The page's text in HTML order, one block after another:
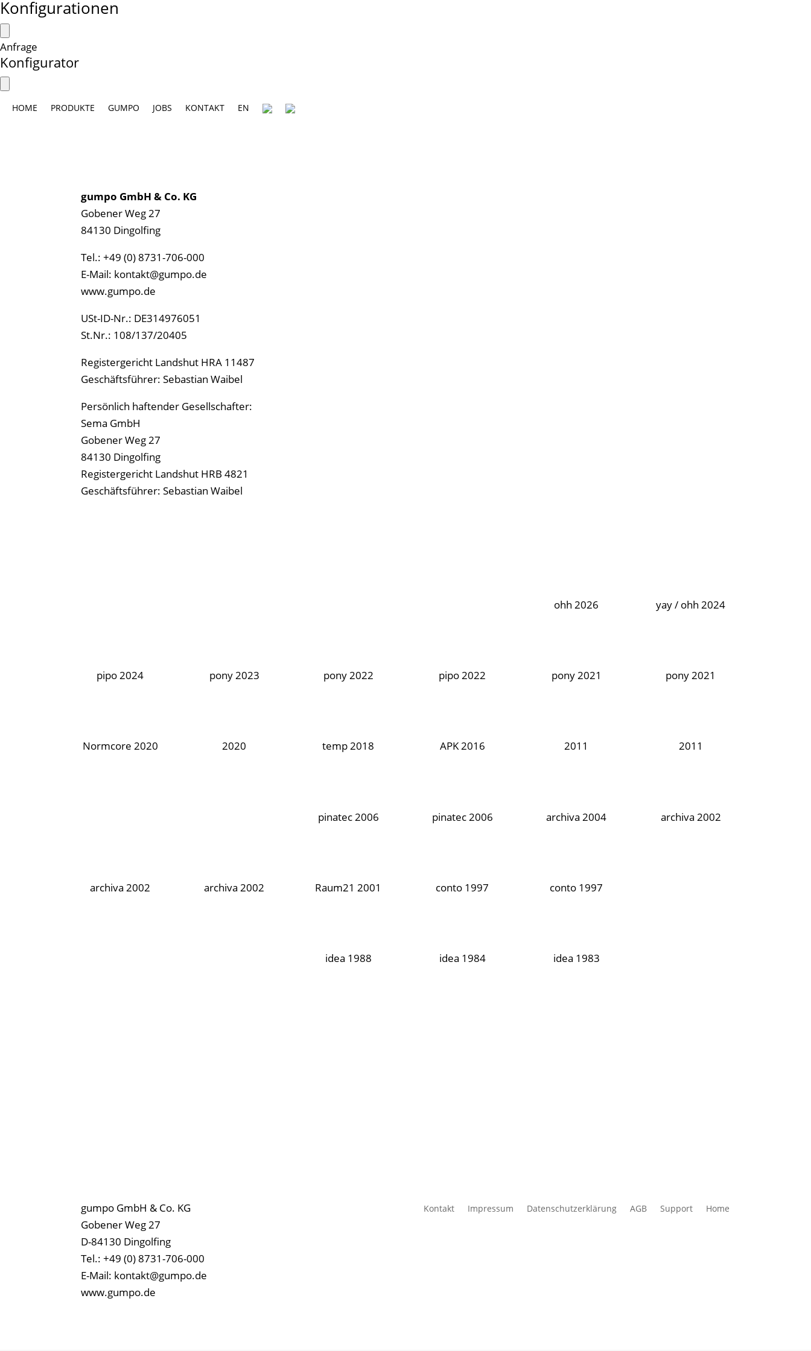
Konfigurationen
Anfrage
Konfigurator
HOME PRODUKTE GUMPO JOBS KONTAKT EN
gumpo GmbH & Co. KG
Gobener Weg 27
84130 Dingolfing
Tel.: +49 (0) 8731-706-000
E-Mail: kontakt@gumpo.de
www.gumpo.de
USt-ID-Nr.: DE314976051
St.Nr.: 108/137/20405
Registergericht Landshut HRA 11487
Geschäftsführer: Sebastian Waibel
Persönlich haftender Gesellschafter:
Sema GmbH
Gobener Weg 27
84130 Dingolfing
Registergericht Landshut HRB 4821
Geschäftsführer: Sebastian Waibel
ohh 2026 yay / ohh 2024
pipo 2024 pony 2023 pony 2022 pipo 2022 pony 2021 pony 2021
Normcore 2020 2020 temp 2018 APK 2016 2011 2011
pinatec 2006 pinatec 2006 archiva 2004 archiva 2002
archiva 2002 archiva 2002 Raum21 2001 conto 1997 conto 1997
idea 1988 idea 1984 idea 1983
gumpo GmbH & Co. KG
Gobener Weg 27
D-84130 Dingolfing
Tel.: +49 (0) 8731-706-000
E-Mail: kontakt@gumpo.de
www.gumpo.de
Kontakt Impressum Datenschutzerklärung AGB Support Home